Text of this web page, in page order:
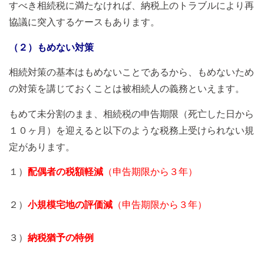
すべき相続税に満たなければ、納税上のトラブルにより再
協議に突入するケースもあります。
（２）もめない対策
相続対策の基本はもめないことであるから、もめないため
の対策を講じておくことは被相続人の義務といえます。
もめて未分割のまま、相続税の申告期限（死亡した日から
１０ヶ月）を迎えると以下のような税務上受けられない規
定があります。
１） 配偶者の税額軽減 （申告期限から３年）
２） 小規模宅地の評価減 （申告期限から３年）
３） 納税猶予の特例